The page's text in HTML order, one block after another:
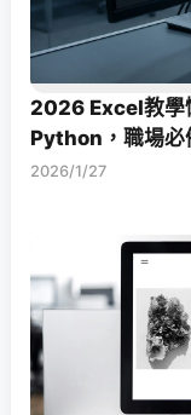
2026 Excel教學
Python，職場必
2026/1/27